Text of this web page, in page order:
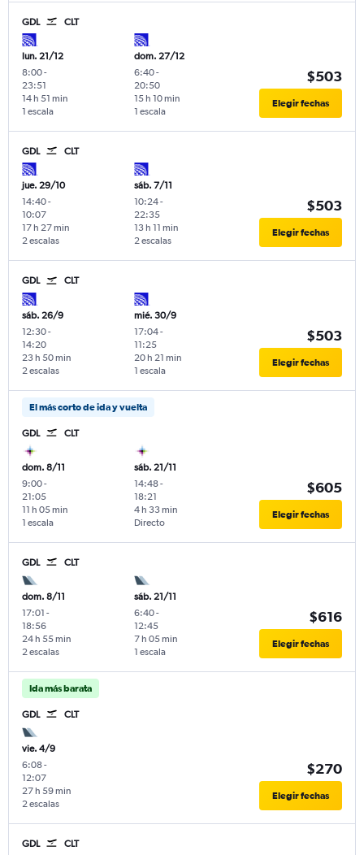
GDL CLT
lun. 21/12
8:00-
23:51
1 escala
14 h 51 min
dom. 27/12
6:40-
20:50
1 escala
15 h 10 min
$503
Elegir fechas
GDL CLT
jue. 29/10
14:40-
10:07
2 escalas
17 h 27 min
sáb. 7/11
10:24-
22:35
2 escalas
13 h 11 min
$503
Elegir fechas
GDL CLT
sáb. 26/9
12:30-
14:20
2 escalas
23 h 50 min
mié. 30/9
17:04-
11:25
1 escala
20 h 21 min
$503
Elegir fechas
El más corto de ida y vuelta
GDL CLT
dom. 8/11
9:00-
21:05
1 escala
11 h 05 min
sáb. 21/11
14:48-
18:21
Directo
4 h 33 min
$605
Elegir fechas
GDL CLT
dom. 8/11
17:01 -
18:56
2 escalas
24 h 55 min
sáb. 21/11
6:40-
12:45
1 escala
7 h 05 min
$616
Elegir fechas
Ida más barata
GDL CLT
vie. 4/9
6:08-
12:07
2 escalas
27 h 59 min
$270
Elegir fechas
GDL CLT